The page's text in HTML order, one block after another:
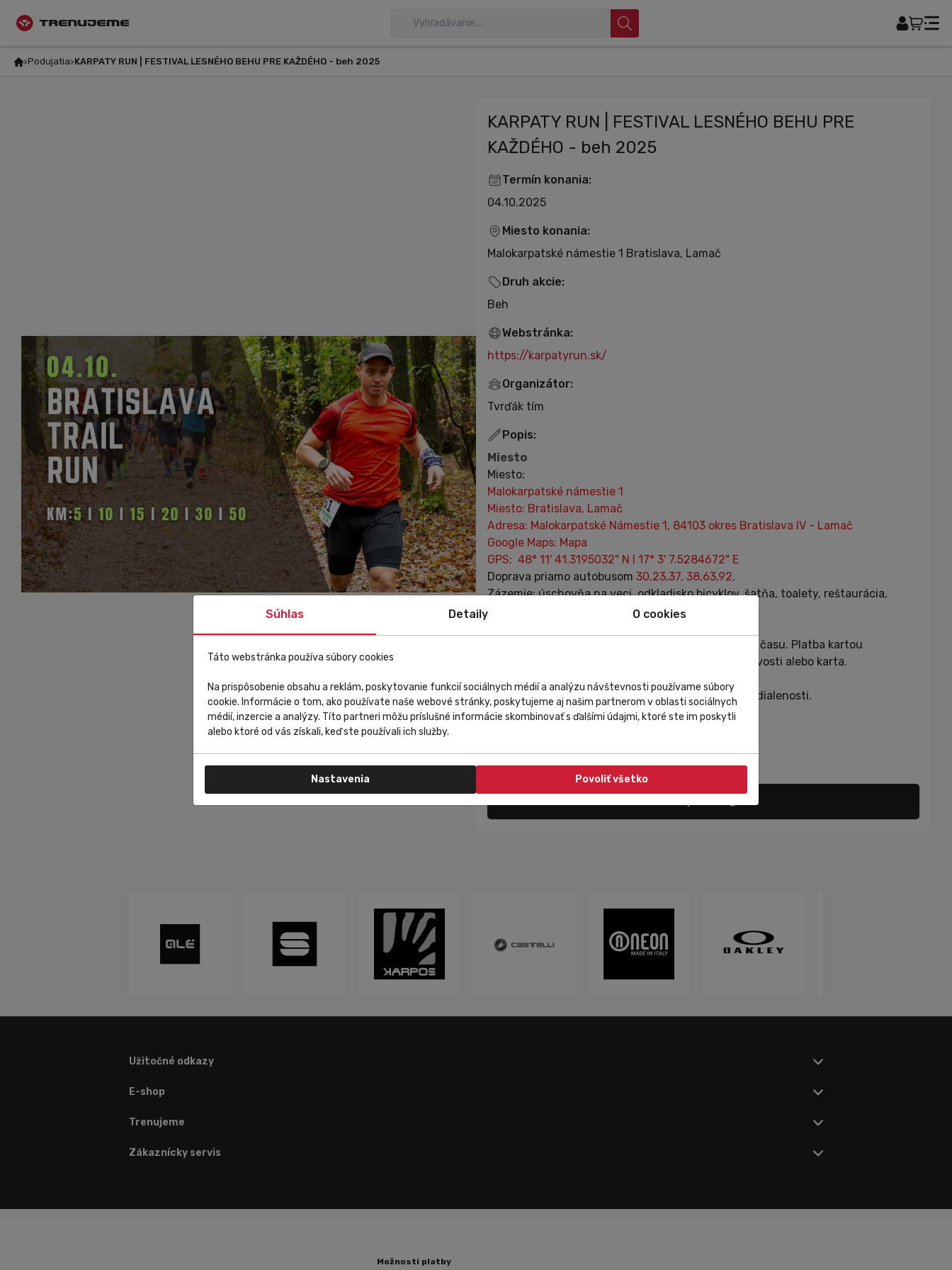
Podujatia KARPATY RUN | FESTIVAL LESNÉHO BEHU PRE KAŽDÉHO - beh 2025
KARPATY RUN | FESTIVAL LESNÉHO BEHU PRE
KAŽDÉHO - beh 2025
Termín konania:
04.10.2025
Miesto konania:
Malokarpatské námestie 1 Bratislava, Lamač
Druh akcie:
Beh
Webstránka:
https://karpatyrun.sk/
Organizátor:
Tvrďák tím
Popis:
Miesto
Miesto:
Malokarpatské námestie 1
Miesto: Bratislava, Lamač
Adresa: Malokarpatské Námestie 1, 84103 okres Bratislava IV - Lamač
Google Maps: Mapa
GPS: 48° 11' 41.3195032" N I 17° 3' 7.5284672" E
Doprava priamo autobusom 30,23,37, 38,63,92,
Zázemie: úschovňa na veci, odkladisko bicyklov, šatňa, toalety, reštaurácia,
detské ihrisko s preliezkami, futbalové ihrisko
miestneho času. Platba kartou
Registrácia bude možná aj na mieste platba v hotovosti alebo karta.
Cena štartovného sa odvíja od dátumu platby a vzdialenosti.
Kontakt
Tel: 0905 599 435
Užitočné odkazy
E-shop
Trenujeme
Zákaznícky servis
Možnosti platby
Súhlas Detaily O cookies
Táto webstránka používa súbory cookies
Na prispôsobenie obsahu a reklám, poskytovanie funkcií sociálnych médií a analýzu návštevnosti používame súbory
cookie. Informácie o tom, ako používate naše webové stránky, poskytujeme aj našim partnerom v oblasti sociálnych
médií, inzercie a analýzy. Títo partneri môžu príslušné informácie skombinovať s ďalšími údajmi, ktoré ste im poskytli
alebo ktoré od vás získali, keď ste používali ich služby.
Nastavenia Povoliť všetko